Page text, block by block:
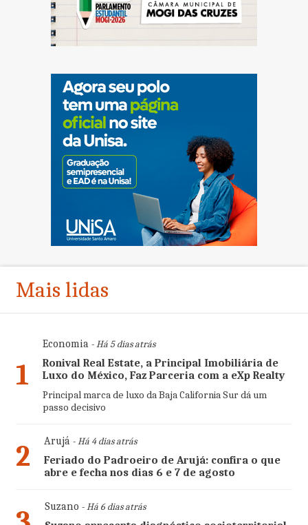
Mais lidas
1
Economia- Há 5 dias atrás
Ronival Real Estate, a Principal Imobiliária de
Luxo do México, Faz Parceria com a eXp Realty
Principal marca de luxo da Baja California Sur dá um
passo decisivo
2 Arujá- Há 4 dias atrás
Feriado do Padroeiro de Arujá: confira o que
abre e fecha nos dias 6 e 7 de agosto
Suzano - Há 6 dias atrás